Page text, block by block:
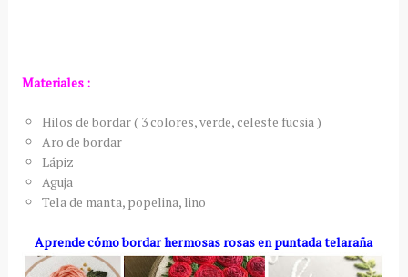
Materiales :
Hilos de bordar ( 3 colores, verde, celeste fucsia )
Aro de bordar
Lápiz
Aguja
Tela de manta, popelina, lino
Aprende cómo bordar hermosas rosas en puntada telaraña